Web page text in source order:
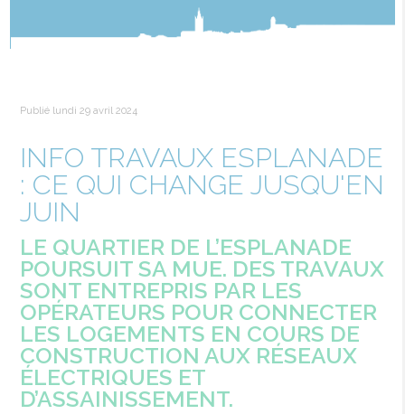
Publié lundi 29 avril 2024
INFO TRAVAUX ESPLANADE
: CE QUI CHANGE JUSQU'EN
JUIN
LE QUARTIER DE L’ESPLANADE
POURSUIT SA MUE. DES TRAVAUX
SONT ENTREPRIS PAR LES
OPÉRATEURS POUR CONNECTER
LES LOGEMENTS EN COURS DE
CONSTRUCTION AUX RÉSEAUX
ÉLECTRIQUES ET
D’ASSAINISSEMENT.